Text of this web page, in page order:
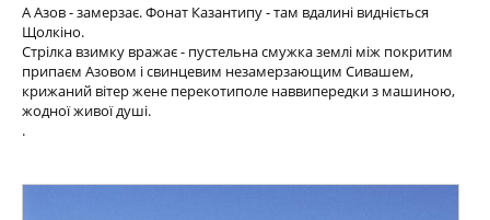
А Азов - замерзає. Фонат Казантипу - там вдалині видніється
Щолкіно.
Стрілка взимку вражає - пустельна смужка землі між покритим
припаєм Азовом і свинцевим незамерзающим Сивашем,
крижаний вітер жене перекотиполе наввипередки з машиною,
жодної живої душі.
.